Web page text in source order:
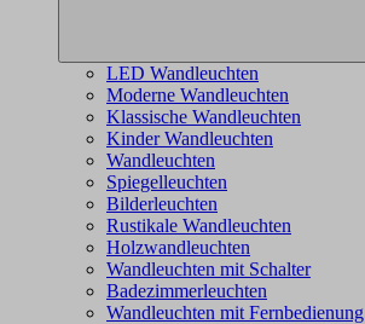
LED Wandleuchten
Moderne Wandleuchten
Klassische Wandleuchten
Kinder Wandleuchten
Wandleuchten
Spiegelleuchten
Bilderleuchten
Rustikale Wandleuchten
Holzwandleuchten
Wandleuchten mit Schalter
Badezimmerleuchten
Wandleuchten mit Fernbedienung